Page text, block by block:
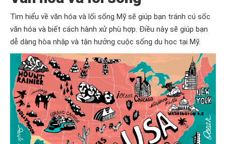
Tìm hiểu về văn hóa và lối sống Mỹ sẽ giúp bạn tránh cú sốc
văn hóa và biết cách hành xử phù hợp. Điều này sẽ giúp bạn
dễ dàng hòa nhập và tận hưởng cuộc sống du học tại Mỹ.